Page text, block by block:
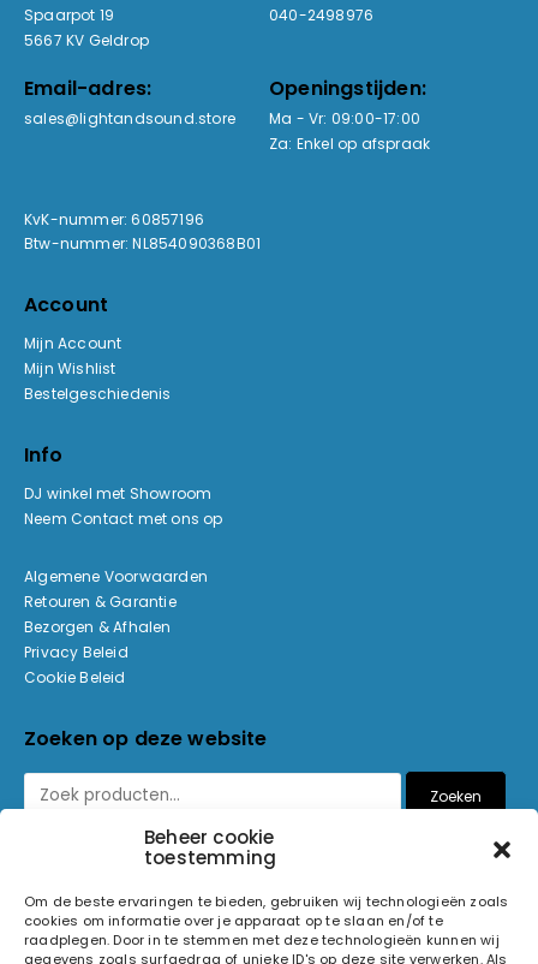
Beheer cookie
toestemming
Om de beste ervaringen te bieden, gebruiken wij technologieën zoals
cookies om informatie over je apparaat op te slaan en/of te
raadplegen. Door in te stemmen met deze technologieën kunnen wij
gegevens zoals surfgedrag of unieke ID's op deze site verwerken. Als
Spaarpot 19
5667 KV Geldrop
040-2498976
Email-adres:
sales@lightandsound.store
Openingstijden:
Ma - Vr: 09:00-17:00
Za: Enkel op afspraak
KvK-nummer: 60857196
Btw-nummer: NL854090368B01
Account
Mijn Account
Mijn Wishlist
Bestelgeschiedenis
Info
DJ winkel met Showroom
Neem Contact met ons op
Algemene Voorwaarden
Retouren & Garantie
Bezorgen & Afhalen
Privacy Beleid
Cookie Beleid
Zoeken op deze website
Zoeken